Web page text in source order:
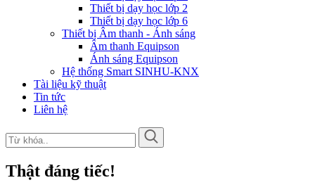
Thiết bị dạy học lớp 2
Thiết bị dạy học lớp 6
Thiết bị Âm thanh - Ánh sáng
Âm thanh Equipson
Ánh sáng Equipson
Hệ thống Smart SINHU-KNX
Tài liệu kỹ thuật
Tin tức
Liên hệ
Thật đáng tiếc!